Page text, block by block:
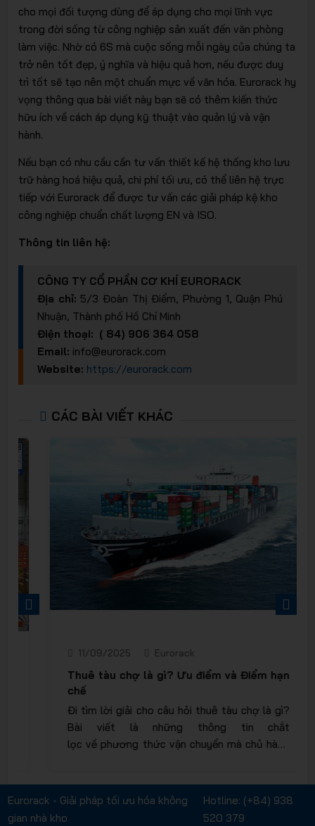
cho mọi đối tượng dùng để áp dụng cho mọi lĩnh vực
trong đời sống từ công nghiệp sản xuất đến văn phòng
làm việc. Nhờ có 6S mà cuộc sống mỗi ngày của chúng ta
trở nên tốt đẹp, ý nghĩa và hiệu quả hơn, nếu được duy
trì tốt sẽ tạo nên một chuẩn mực về văn hóa. Eurorack hy
vọng thông qua bài viết này bạn sẽ có thêm kiến thức
hữu ích về cách áp dụng kỹ thuật vào quản lý và vận
hành.
Nếu bạn có nhu cầu cần tư vấn thiết kế hệ thống kho lưu
trữ hàng hoá hiệu quả, chi phí tối ưu, có thể liên hệ trực
tiếp với Eurorack để được tư vấn các giải pháp kệ kho
công nghiệp chuẩn chất lượng EN và ISO.
Thông tin liên hệ:
CÔNG TY CỔ PHẦN CƠ KHÍ EURORACK
Địa chỉ: 5/3 Đoàn Thị Điểm, Phường 1, Quận Phú
Nhuận, Thành phố Hồ Chí Minh
Điện thoại: ( 84) 906 364 058
Email: info@eurorack.com
Website: https://eurorack.com
CÁC BÀI VIẾT KHÁC
PREVIOUS
11/09/2025 Eurorack
Thuê tàu chợ là gì? Ưu điểm và Điểm hạn
Đi tìm lời giải cho câu hỏi thuê tàu chợ là gì?
Bài viết là những thông tin chắt
lọc về phương thức vận chuyển mà chủ hàng
chở hàng hóa từ cảng này qua cảng khác.
NEXT
Eurorack - Giải pháp tối ưu hóa không
gian nhà kho
Hotline: (+84) 938
520 379